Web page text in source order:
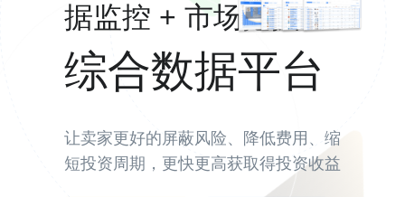
据监控 + 市场挖掘
综合数据平台
让卖家更好的屏蔽风险、降低费用、缩
短投资周期，更快更高获取得投资收益